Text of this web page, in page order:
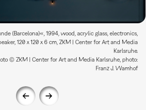
(Barcelona)«, 1994, wood, acrylic glass, electronics,
120 x 120 x 6 cm, ZKM | Center for Art and Media
Karlsruhe.
© ZKM | Center for Art and Media Karlsruhe, photo:
Franz J. Wamhof